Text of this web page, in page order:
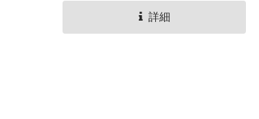
薄暗い照明条件で使用する必要があ
るデバイスに特に適しています。
詳細